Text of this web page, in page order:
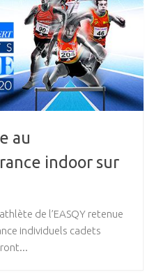
au
indoor sur
de l’EASQY retenue
individuels cadets